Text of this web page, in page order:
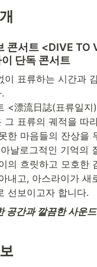
콘서트 <DIVE TO
단독 콘서트
이 표류하는 시간과
<漂流日誌(표류일
그 표류의 궤적을 따
한 마음들의 잔상을
날로그적인 기억의
의 흐릿하고 모호한
내고, 아스라이가 새
선보이고자 합니다.
공간과 깔끔한 사운